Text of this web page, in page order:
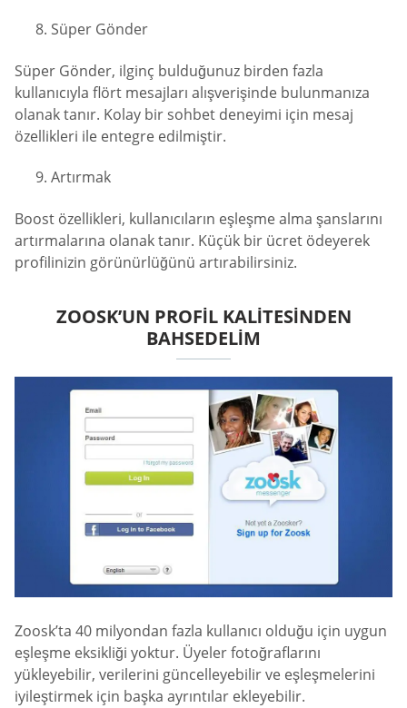
Süper Gönder
Süper Gönder, ilginç bulduğunuz birden fazla
kullanıcıyla flört mesajları alışverişinde bulunmanıza
olanak tanır. Kolay bir sohbet deneyimi için mesaj
özellikleri ile entegre edilmiştir.
Artırmak
Boost özellikleri, kullanıcıların eşleşme alma şanslarını
artırmalarına olanak tanır. Küçük bir ücret ödeyerek
profilinizin görünürlüğünü artırabilirsiniz.
ZOOSK’UN PROFIL KALITESINDEN
BAHSEDELIM
Zoosk’ta 40 milyondan fazla kullanıcı olduğu için uygun
eşleşme eksikliği yoktur. Üyeler fotoğraflarını
yükleyebilir, verilerini güncelleyebilir ve eşleşmelerini
iyileştirmek için başka ayrıntılar ekleyebilir.